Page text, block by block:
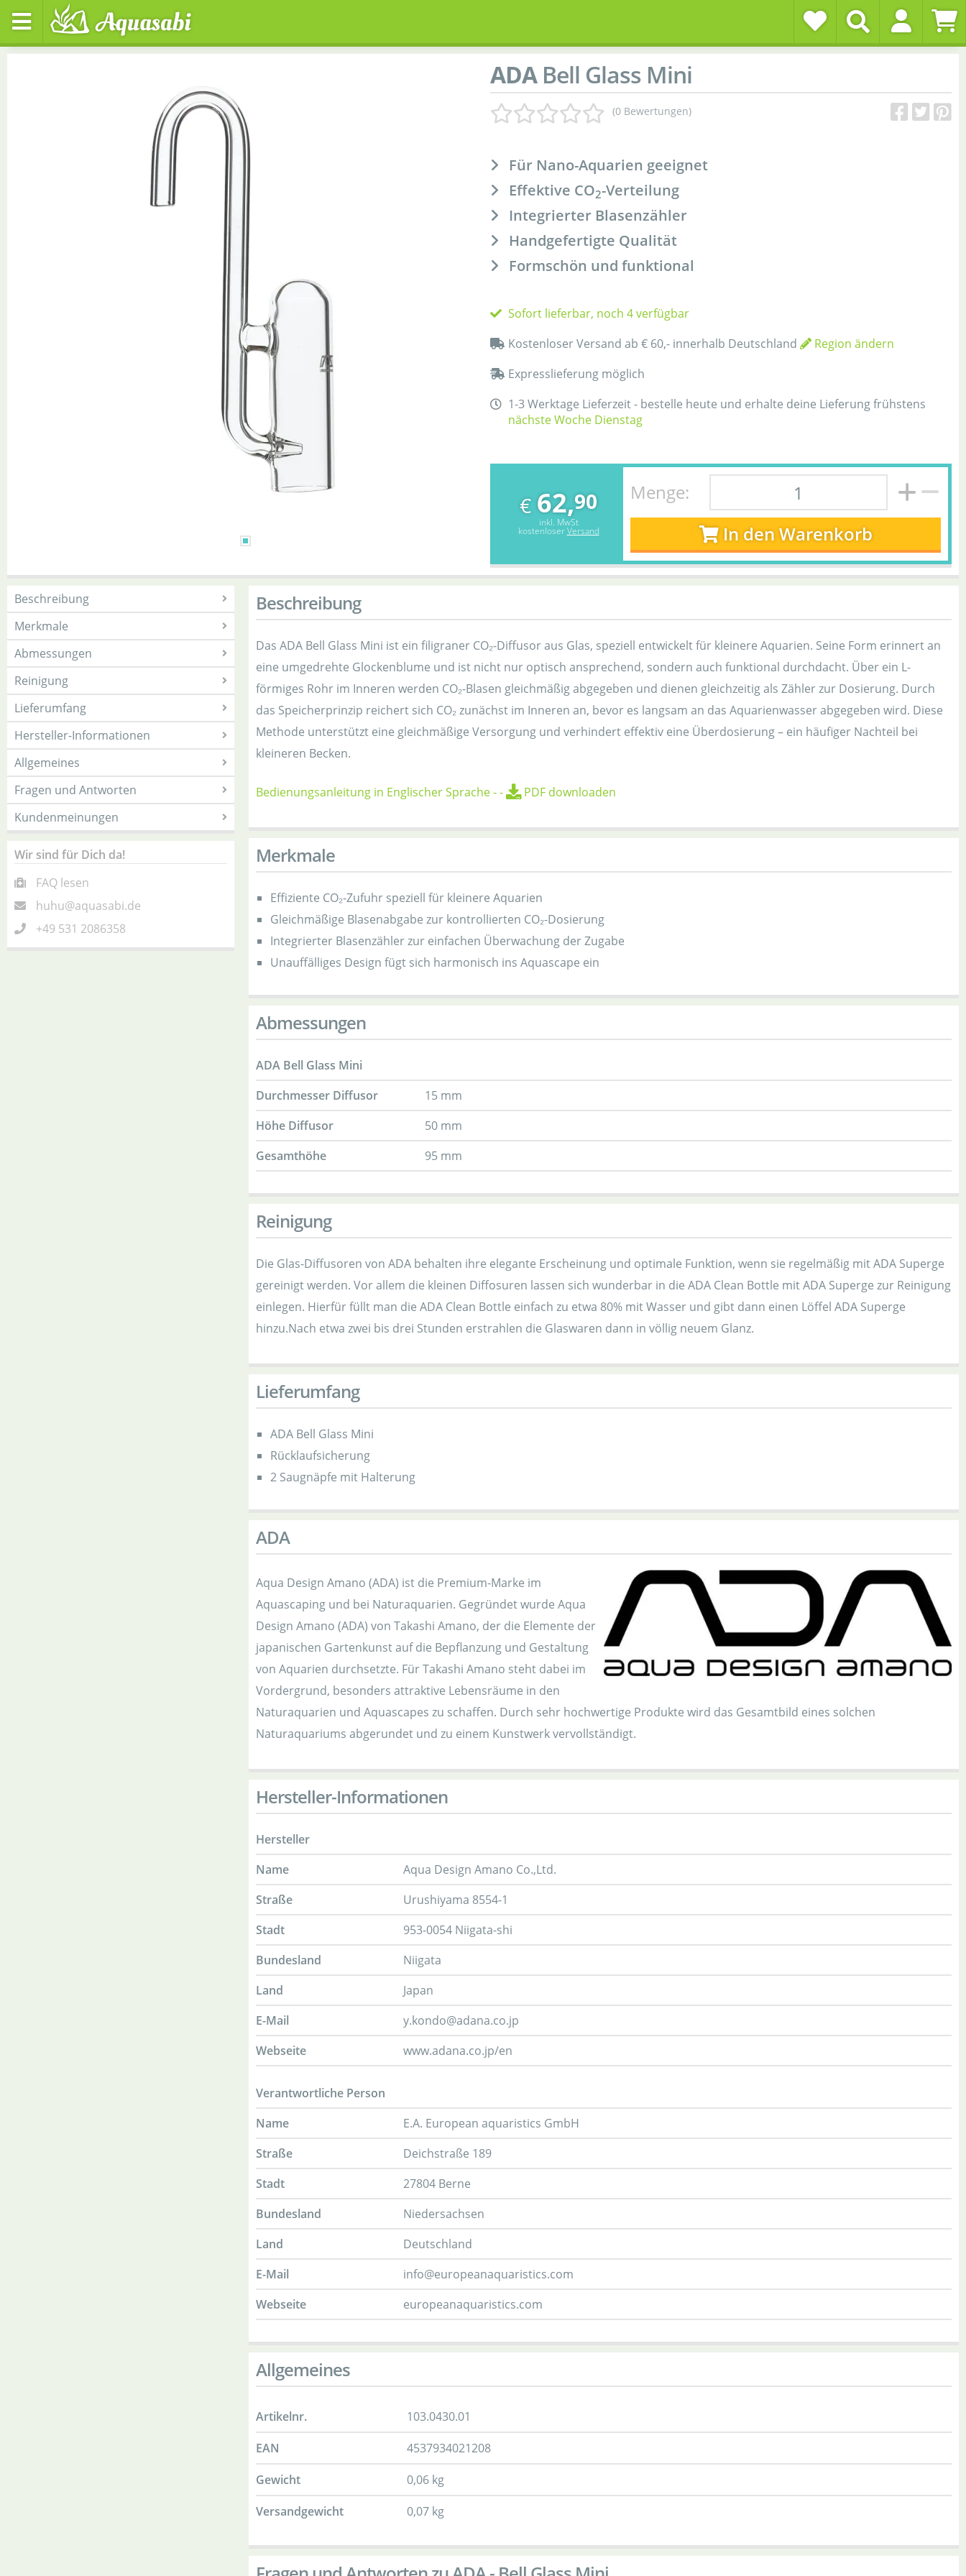
ADABell Glass Mini
(0 Bewertungen)
Für Nano-Aquarien geeignet
Effektive CO2-Verteilung
Integrierter Blasenzähler
Handgefertigte Qualität
Formschön und funktional
Sofort lieferbar, noch 4 verfügbar
Kostenloser Versand ab € 60,- innerhalb Deutschland
Region ändern
Expresslieferung möglich
1-3 Werktage Lieferzeit - bestelle heute und erhalte deine Lieferung frühstens
nächste Woche Dienstag
€ 62,90
inkl. MwSt
kostenloserVersand
Menge:
In den Warenkorb
Beschreibung
Merkmale
Abmessungen
Reinigung
Lieferumfang
Hersteller-Informationen
Allgemeines
Fragen und Antworten
Kundenmeinungen
Wir sind für Dich da!
FAQ lesen
huhu@aquasabi.de
+49 531 2086358
Beschreibung
Das ADA Bell Glass Mini ist ein filigraner CO₂-Diffusor aus Glas, speziell entwickelt für kleinere Aquarien. Seine Form erinnert an
eine umgedrehte Glockenblume und ist nicht nur optisch ansprechend, sondern auch funktional durchdacht. Über ein L-
förmiges Rohr im Inneren werden CO₂-Blasen gleichmäßig abgegeben und dienen gleichzeitig als Zähler zur Dosierung. Durch
das Speicherprinzip reichert sich CO₂ zunächst im Inneren an, bevor es langsam an das Aquarienwasser abgegeben wird. Diese
Methode unterstützt eine gleichmäßige Versorgung und verhindert effektiv eine Überdosierung – ein häufiger Nachteil bei
kleineren Becken.
Bedienungsanleitung in Englischer Sprache-- PDF downloaden
Merkmale
Effiziente CO₂-Zufuhr speziell für kleinere Aquarien
Gleichmäßige Blasenabgabe zur kontrollierten CO₂-Dosierung
Integrierter Blasenzähler zur einfachen Überwachung der Zugabe
Unauffälliges Design fügt sich harmonisch ins Aquascape ein
Abmessungen
ADA Bell Glass Mini
Durchmesser Diffusor
15 mm
Höhe Diffusor
50 mm
Gesamthöhe
95 mm
Reinigung
Die Glas-Diffusoren von ADA behalten ihre elegante Erscheinung und optimale Funktion, wenn sie regelmäßig mit ADA Superge
gereinigt werden. Vor allem die kleinen Diffosuren lassen sich wunderbar in die ADA Clean Bottle mit ADA Superge zur Reinigung
einlegen. Hierfür füllt man die ADA Clean Bottle einfach zu etwa 80% mit Wasser und gibt dann einen Löffel ADA Superge
hinzu.Nach etwa zwei bis drei Stunden erstrahlen die Glaswaren dann in völlig neuem Glanz.
Lieferumfang
ADA Bell Glass Mini
Rücklaufsicherung
2 Saugnäpfe mit Halterung
ADA
Aqua Design Amano (ADA) ist die Premium-Marke im
Aquascaping und bei Naturaquarien. Gegründet wurde Aqua
Design Amano (ADA) von Takashi Amano, der die Elemente der
japanischen Gartenkunst auf die Bepflanzung und Gestaltung
von Aquarien durchsetzte. Für Takashi Amano steht dabei im
Vordergrund, besonders attraktive Lebensräume in den
Naturaquarien und Aquascapes zu schaffen. Durch sehr hochwertige Produkte wird das Gesamtbild eines solchen
Naturaquariums abgerundet und zu einem Kunstwerk vervollständigt.
Hersteller-Informationen
Hersteller
Name
Aqua Design Amano Co.,Ltd.
Straße
Urushiyama 8554-1
Stadt
953-0054 Niigata-shi
Bundesland
Niigata
Land
Japan
E-Mail
y.kondo@adana.co.jp
Webseite
www.adana.co.jp/en
Verantwortliche Person
Name
E.A. European aquaristics GmbH
Straße
Deichstraße 189
Stadt
27804 Berne
Bundesland
Niedersachsen
Land
Deutschland
E-Mail
info@europeanaquaristics.com
Webseite
europeanaquaristics.com
Allgemeines
Artikelnr.
103.0430.01
EAN
4537934021208
Gewicht
0,06 kg
Versandgewicht
0,07 kg